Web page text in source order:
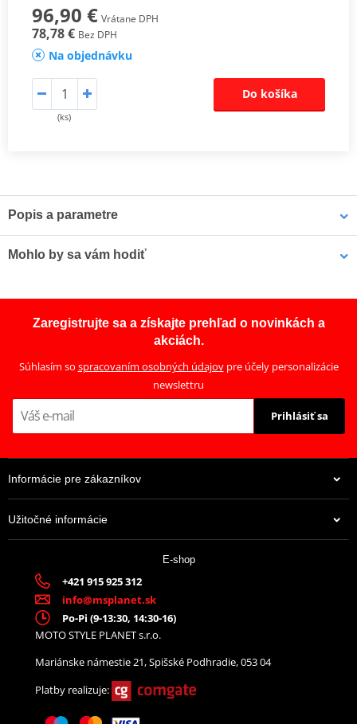
96,90 € Vrátane DPH
78,78 € Bez DPH
Na objednávku
(ks)
Do košíka
Popis a parametre
tepla, zabrání vypalování a tvoření sklovitého povrchu a mají lepší
Mohlo by sa vám hodiť
Na centrálnom sklade
Zaregistrujte sa a získajte prehľad o novinkách a
akciách.
Súhlasím so spracovaním osobných údajovpre účely personalizácie
newslettru
Prihlásiť sa
Informácie pre zákazníkov
Užitočné informácie
E-shop
+421 915 925 312
info@msplanet.sk
Po-Pi (9-13:30, 14:30-16)
MOTO STYLE PLANET s.r.o.
Mariánske námestie 21, Spišské Podhradie, 053 04
Platby realizuje: